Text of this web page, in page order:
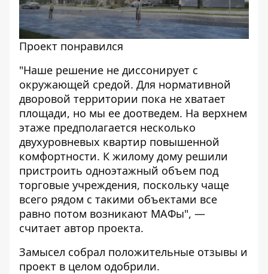
Проект понравился
"Наше решение не диссонирует с
окружающей средой. Для нормативной
дворовой территории пока не хватает
площади, но мы ее доотведем. На верхнем
этаже предполагается несколько
двухуровневых квартир повышенной
комфортности. К жилому дому решили
пристроить одноэтажный объем под
торговые учреждения, поскольку чаще
всего рядом с такими объектами все
равно потом возникают МАФы", —
считает автор проекта.
Замысел собрал положительные отзывы и
проект в целом одобрили.